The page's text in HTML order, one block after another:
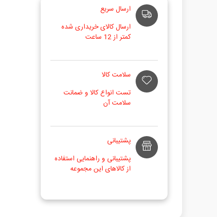
ارسال سریع
ارسال کالای خریداری شده
کمتر از 12 ساعت
سلامت کالا
تست انواع کالا و ضمانت
سلامت آن
پشتیبانی
پشتیبانی و راهنمایی استفاده
از کالاهای این مجموعه